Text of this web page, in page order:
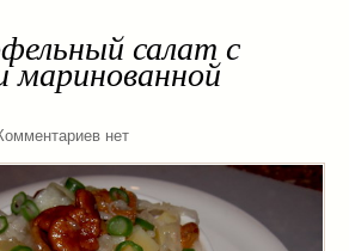
салат с
маринованной
нет